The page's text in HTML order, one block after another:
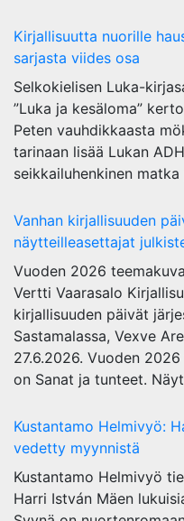
Kirjallisuutta nuorille
sarjasta viides osa
Selkokielisen Luka-
”Luka ja kesäloma”
Peten vauhdikkaasta
tarinaan lisää Lukan
seikkailuhenkinen
Vanhan kirjallisuuden
näytteilleasettajat
Vuoden 2026
Vertti Vaarasalo
kirjallisuuden päivät
Sastamalassa, Vexve
27.6.2026. Vuoden
on Sanat ja tunteet.
Kustantamo Helmivyö:
vedetty myynnistä
Kustantamo Helmivyö
Harri István Mäen